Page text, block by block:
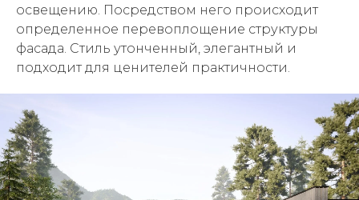
освещению. Посредством него происходит
определенное перевоплощение структуры
фасада. Стиль утонченный, элегантный и
подходит для ценителей практичности.